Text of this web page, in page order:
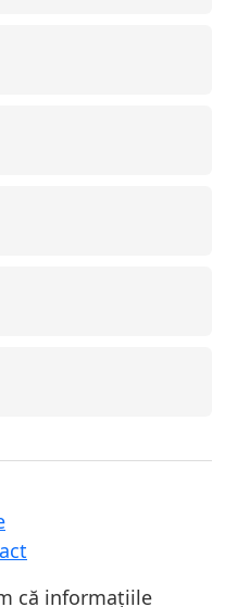
că informațiile